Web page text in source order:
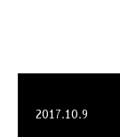
2017.10.9